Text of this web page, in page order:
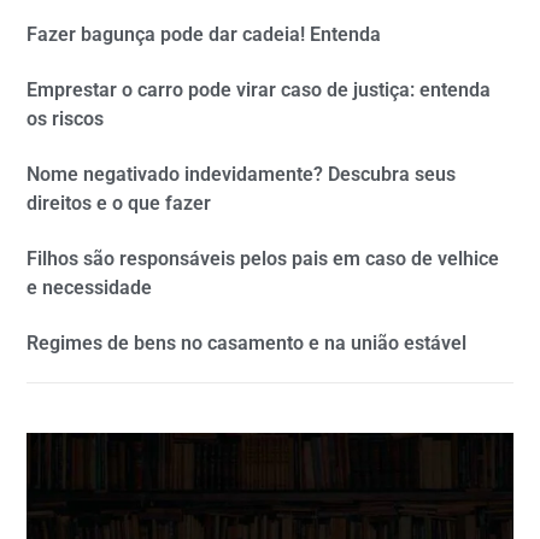
Fazer bagunça pode dar cadeia! Entenda
Emprestar o carro pode virar caso de justiça: entenda
os riscos
Nome negativado indevidamente? Descubra seus
direitos e o que fazer
Filhos são responsáveis pelos pais em caso de velhice
e necessidade
Regimes de bens no casamento e na união estável